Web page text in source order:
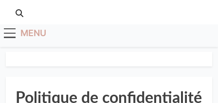
MENU
Politique de confidentialité